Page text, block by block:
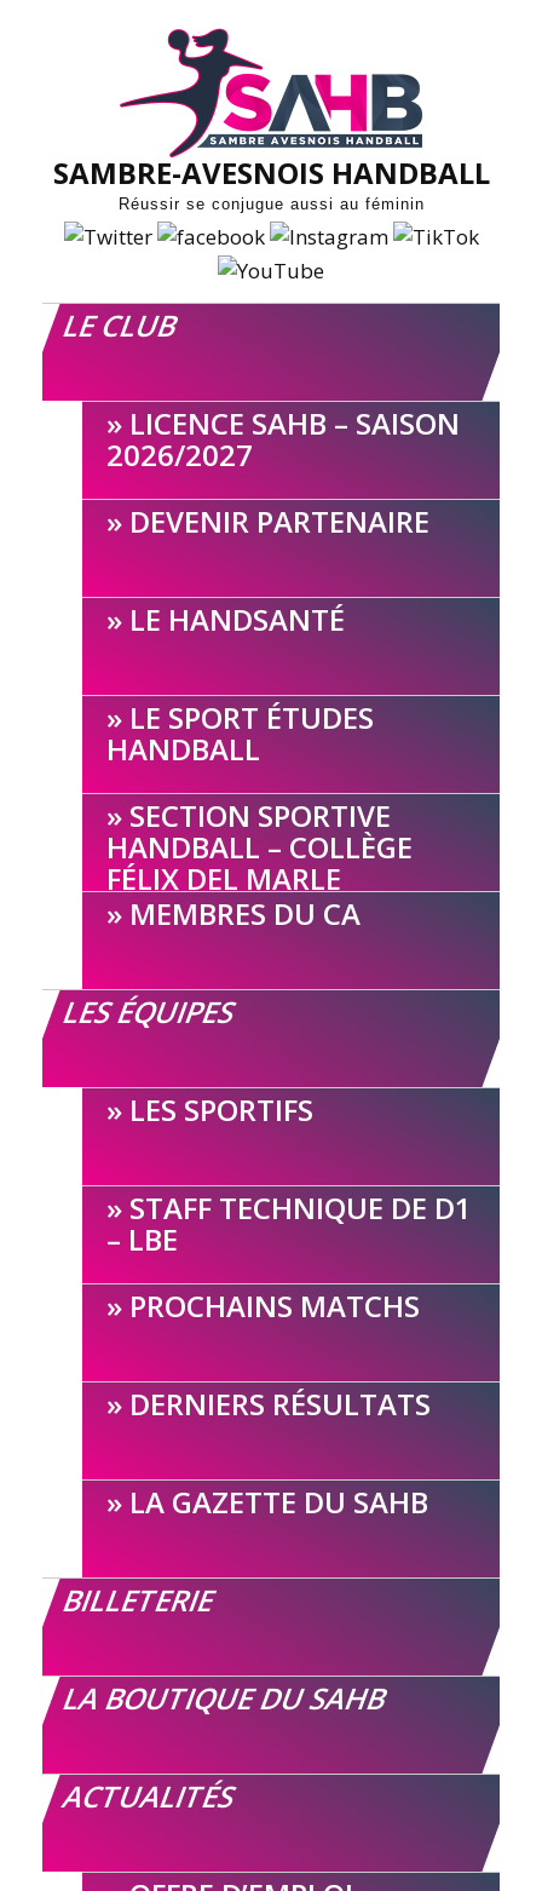
SAMBRE-AVESNOIS HANDBALL
Réussir se conjugue aussi au féminin
LE CLUB
LICENCE SAHB – SAISON
2026/2027
DEVENIR PARTENAIRE
LE HANDSANTÉ
LE SPORT ÉTUDES
HANDBALL
SECTION SPORTIVE
HANDBALL – COLLÈGE
FÉLIX DEL MARLE
MEMBRES DU CA
LES ÉQUIPES
LES SPORTIFS
STAFF TECHNIQUE DE D1
– LBE
PROCHAINS MATCHS
DERNIERS RÉSULTATS
LA GAZETTE DU SAHB
BILLETERIE
LA BOUTIQUE DU SAHB
ACTUALITÉS